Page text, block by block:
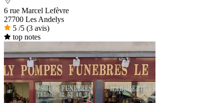
6 rue Marcel Lefèvre
27700 Les Andelys
5 /5 (3 avis)
top notes